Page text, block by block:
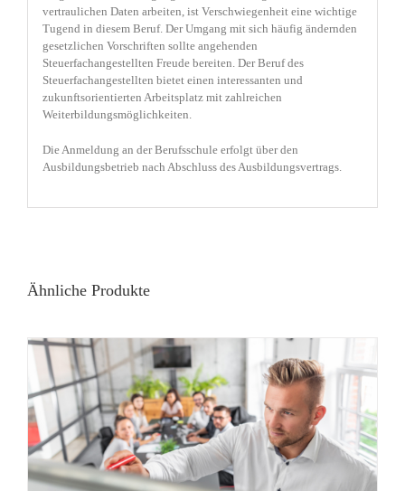
vertraulichen Daten arbeiten, ist Verschwiegenheit eine wichtige
Tugend in diesem Beruf. Der Umgang mit sich häufig ändernden
gesetzlichen Vorschriften sollte angehenden
Steuerfachangestellten Freude bereiten. Der Beruf des
Steuerfachangestellten bietet einen interessanten und
zukunftsorientierten Arbeitsplatz mit zahlreichen
Weiterbildungsmöglichkeiten.
Die Anmeldung an der Berufsschule erfolgt über den
Ausbildungsbetrieb nach Abschluss des Ausbildungsvertrags.
Ähnliche Produkte